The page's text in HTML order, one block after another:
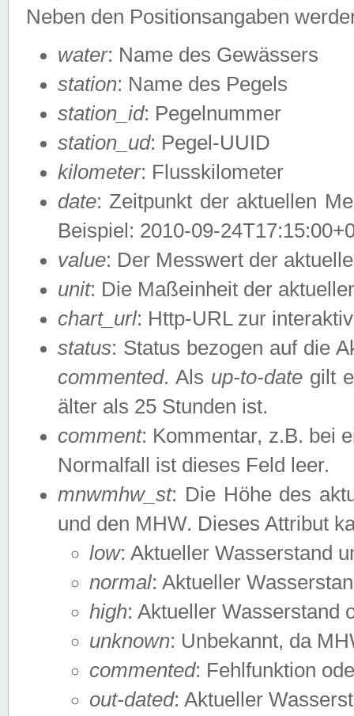
Neben den Positionsangaben
water: Name des Gewässers
station: Name des Pegels
station_id: Pegelnummer
station_ud: Pegel-UUID
kilometer: Flusskilometer
date: Zeitpunkt der aktuellen
Beispiel: 2010-09-
value: Der Messwert der
unit: Die Maßeinheit der
chart_url: Http-URL zur
status: Status bezogen auf die
commented. Als up-to-date gilt
älter als 25 Stunden ist.
comment: Kommentar, z.B. bei
Normalfall ist dieses Feld leer.
mnwmhw_st: Die Höhe des
und den MHW. Dieses Attribut
low: Aktueller Wasserstand
normal: Aktueller
high: Aktueller Wasserstand
unknown: Unbekannt, da
commented: Fehlfunktion
out-dated: Aktueller